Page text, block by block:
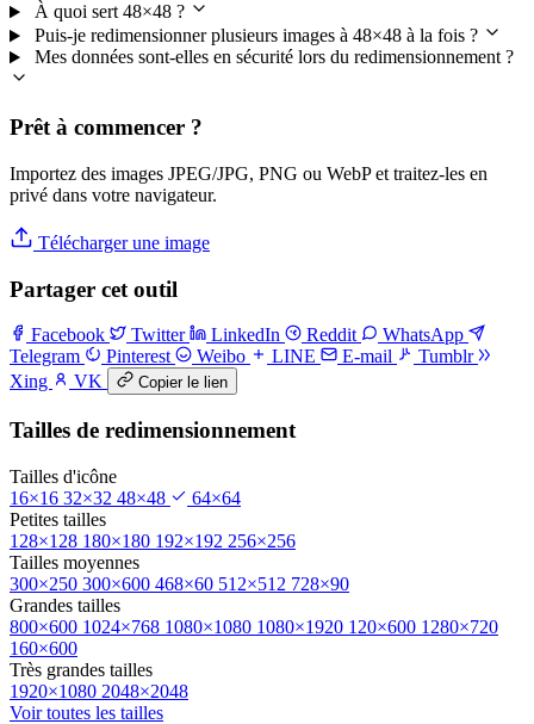
À quoi sert 48×48 ?
Puis-je redimensionner plusieurs images à 48×48 à la fois ?
Mes données sont-elles en sécurité lors du redimensionnement ?
Prêt à commencer ?
Importez des images JPEG/JPG, PNG ou WebP et traitez-les en
privé dans votre navigateur.
Télécharger une image
Partager cet outil
Facebook Twitter LinkedIn Reddit
WhatsApp
Telegram
Pinterest Weibo LINE E-mail
Tumblr
Xing
VK Copier le lien
Tailles de redimensionnement
Tailles d'icône
16×16 32×32 48×48
64×64
Petites tailles
128×128 180×180 192×192 256×256
Tailles moyennes
300×250 300×600 468×60 512×512 728×90
Grandes tailles
800×600 1024×768 1080×1080 1080×1920 120×600 1280×720
160×600
Très grandes tailles
1920×1080 2048×2048
Voir toutes les tailles